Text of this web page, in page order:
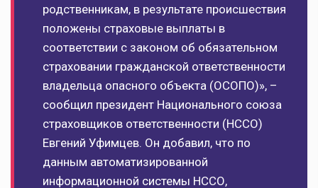
родственникам, в результате происшествия
положены страховые выплаты в
соответствии с законом об обязательном
страховании гражданской ответственности
владельца опасного объекта (ОСОПО)», –
сообщил президент Национального союза
страховщиков ответственности (НССО)
Евгений Уфимцев. Он добавил, что по
данным автоматизированной
информационной системы НССО,